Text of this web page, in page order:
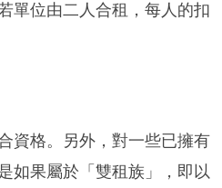
單位由二人合租，每人的扣
資格。另外，對一些已擁有
如果屬於「雙租族」，即以